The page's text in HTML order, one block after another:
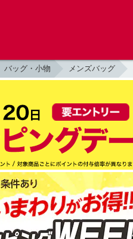
バッグ・小物 メンズバッグ